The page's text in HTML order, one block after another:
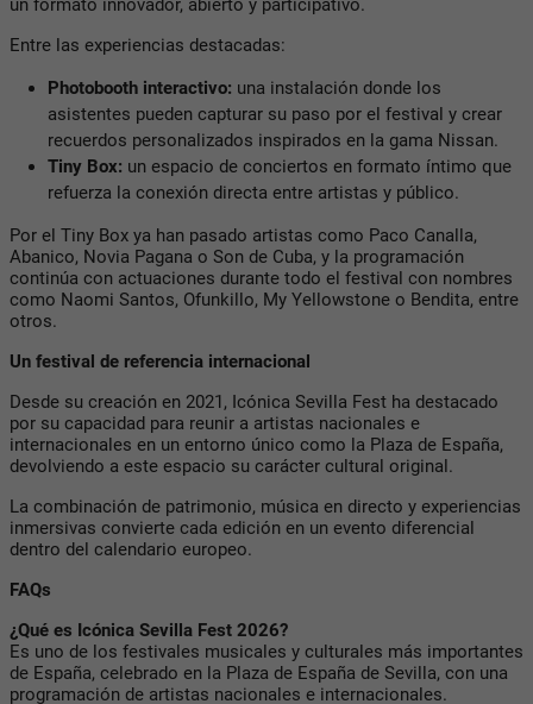
Entre las experiencias destacadas:
Photobooth interactivo: una instalación donde los
asistentes pueden capturar su paso por el festival y crear
recuerdos personalizados inspirados en la gama Nissan.
Tiny Box: un espacio de conciertos en formato íntimo que
refuerza la conexión directa entre artistas y público.
Por el Tiny Box ya han pasado artistas como Paco Canalla,
Abanico, Novia Pagana o Son de Cuba, y la programación
continúa con actuaciones durante todo el festival con nombres
como Naomi Santos, Ofunkillo, My Yellowstone o Bendita, entre
otros.
Un festival de referencia internacional
Desde su creación en 2021, Icónica Sevilla Fest ha destacado
por su capacidad para reunir a artistas nacionales e
internacionales en un entorno único como la Plaza de España,
devolviendo a este espacio su carácter cultural original.
La combinación de patrimonio, música en directo y experiencias
inmersivas convierte cada edición en un evento diferencial
dentro del calendario europeo.
FAQs
¿Qué es Icónica Sevilla Fest 2026?
Es uno de los festivales musicales y culturales más importantes
de España, celebrado en la Plaza de España de Sevilla, con una
programación de artistas nacionales e internacionales.